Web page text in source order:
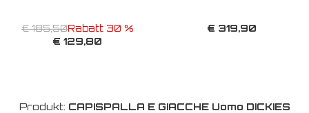
€ 185,50Rabatt 30 %
€ 129,80
€ 319,90
Produkt: CAPISPALLA E GIACCHE Uomo DICKIES